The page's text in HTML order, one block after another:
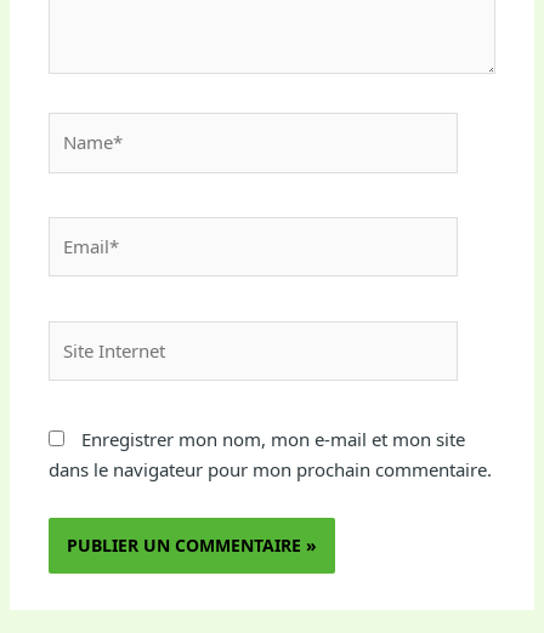
Internet
Enregistrer mon nom, mon e-mail et mon site
dans le navigateur pour mon prochain commentaire.